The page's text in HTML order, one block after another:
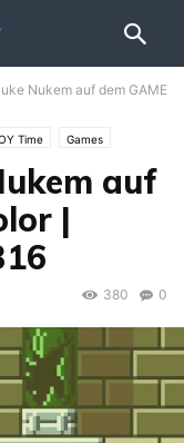
Nukem auf dem GAME
Time Games
auf
|
0
380